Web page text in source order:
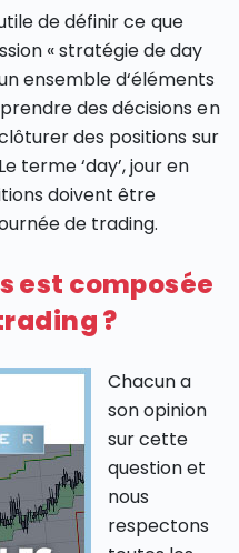
de définir ce que
« stratégie de day
ensemble d‘éléments
des décisions en
des positions sur
terme ‘day’, jour en
doivent être
de trading.
est composée
?
Chacun a
son opinion
sur cette
question et
nous
respectons